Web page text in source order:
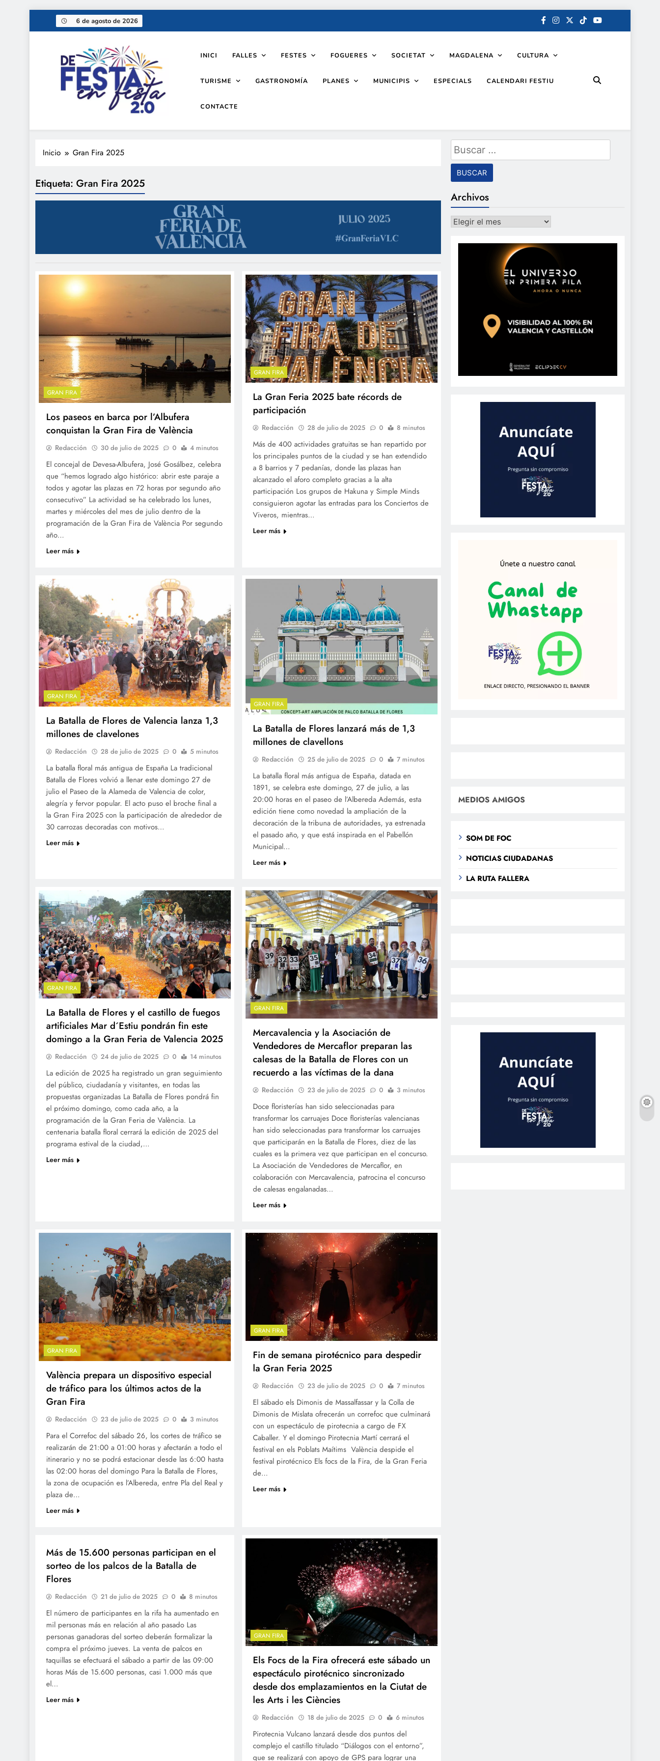
6 de agosto de 2026
De festa en festa 2.0
INICI FALLES FESTES FOGUERES SOCIETAT MAGDALENA CULTURA
TURISME GASTRONOMÍA PLANES MUNICIPIS ESPECIALS CALENDARI FESTIU
CONTACTE
Inicio Gran Fira 2025
Etiqueta: Gran Fira 2025
GRAN FIRA
Los paseos en barca por l’Albufera
conquistan la Gran Fira de València
Redacción 30 de julio de 2025 0 4 minutos
El concejal de Devesa-Albufera, José Gosálbez, celebra
que “hemos logrado algo histórico: abrir este paraje a
todos y agotar las plazas en 72 horas por segundo año
consecutivo” La actividad se ha celebrado los lunes,
martes y miércoles del mes de julio dentro de la
programación de la Gran Fira de València Por segundo
año…
Leer más
GRAN FIRA
La Gran Feria 2025 bate récords de
participación
Redacción 28 de julio de 2025 0 8 minutos
Más de 400 actividades gratuitas se han repartido por
los principales puntos de la ciudad y se han extendido
a 8 barrios y 7 pedanías, donde las plazas han
alcanzado el aforo completo gracias a la alta
participación Los grupos de Hakuna y Simple Minds
consiguieron agotar las entradas para los Conciertos de
Viveros, mientras…
Leer más
GRAN FIRA
La Batalla de Flores de Valencia lanza 1,3
millones de clavelones
Redacción 28 de julio de 2025 0 5 minutos
La batalla floral más antigua de España La tradicional
Batalla de Flores volvió a llenar este domingo 27 de
julio el Paseo de la Alameda de Valencia de color,
alegría y fervor popular. El acto puso el broche final a
la Gran Fira 2025 con la participación de alrededor de
30 carrozas decoradas con motivos…
Leer más
GRAN FIRA
La Batalla de Flores lanzará más de 1,3
millones de clavellons
Redacción 25 de julio de 2025 0 7 minutos
La batalla floral más antigua de España, datada en
1891, se celebra este domingo, 27 de julio, a las
20:00 horas en el paseo de l’Albereda Además, esta
edición tiene como novedad la ampliación de la
decoración de la tribuna de autoridades, ya estrenada
el pasado año, y que está inspirada en el Pabellón
Municipal…
Leer más
GRAN FIRA
La Batalla de Flores y el castillo de fuegos
artificiales Mar d´Estiu pondrán fin este
domingo a la Gran Feria de Valencia 2025
Redacción 24 de julio de 2025 0 14 minutos
La edición de 2025 ha registrado un gran seguimiento
del público, ciudadanía y visitantes, en todas las
propuestas organizadas La Batalla de Flores pondrá fin
el próximo domingo, como cada año, a la
programación de la Gran Feria de València. La
centenaria batalla floral cerrará la edición de 2025 del
programa estival de la ciudad,…
Leer más
GRAN FIRA
Mercavalencia y la Asociación de
Vendedores de Mercaflor preparan las
calesas de la Batalla de Flores con un
recuerdo a las víctimas de la dana
Redacción 23 de julio de 2025 0 3 minutos
Doce floristerías han sido seleccionadas para
transformar los carruajes Doce floristerías valencianas
han sido seleccionadas para transformar los carruajes
que participarán en la Batalla de Flores, diez de las
cuales es la primera vez que participan en el concurso.
La Asociación de Vendedores de Mercaflor, en
colaboración con Mercavalencia, patrocina el concurso
de calesas engalanadas…
Leer más
GRAN FIRA
València prepara un dispositivo especial
de tráfico para los últimos actos de la
Gran Fira
Redacción 23 de julio de 2025 0 3 minutos
Para el Correfoc del sábado 26, los cortes de tráfico se
realizarán de 21:00 a 01:00 horas y afectarán a todo el
itinerario y no se podrá estacionar desde las 6:00 hasta
las 02:00 horas del domingo Para la Batalla de Flores,
la zona de ocupación es l’Albereda, entre Pla del Real y
plaza de…
Leer más
GRAN FIRA
Fin de semana pirotécnico para despedir
la Gran Feria 2025
Redacción 23 de julio de 2025 0 7 minutos
El sábado els Dimonis de Massalfassar y la Colla de
Dimonis de Mislata ofrecerán un correfoc que culminará
con un espectáculo de pirotecnia a cargo de FX
Caballer. Y el domingo Pirotecnia Martí cerrará el
festival en els Poblats Maítims València despide el
festival pirotécnico Els focs de la Fira, de la Gran Feria
de…
Leer más
Más de 15.600 personas participan en el
sorteo de los palcos de la Batalla de
Flores
Redacción 21 de julio de 2025 0 8 minutos
El número de participantes en la rifa ha aumentado en
mil personas más en relación al año pasado Las
personas ganadoras del sorteo deberán formalizar la
compra el próximo jueves. La venta de palcos en
taquillas se efectuará el sábado a partir de las 09:00
horas Más de 15.600 personas, casi 1.000 más que
el…
Leer más
GRAN FIRA
Els Focs de la Fira ofrecerá este sábado un
espectáculo pirotécnico sincronizado
desde dos emplazamientos en la Ciutat de
les Arts i les Ciències
Redacción 18 de julio de 2025 0 6 minutos
Pirotecnia Vulcano lanzará desde dos puntos del
complejo el castillo titulado “Diálogos con el entorno”,
que se realizará con apoyo de GPS para lograr una
Buscar:
Archivos
Archivos
MEDIOS AMIGOS
SOM DE FOC
NOTICIAS CIUDADANAS
LA RUTA FALLERA